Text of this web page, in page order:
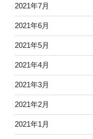
2021年7月
2021年6月
2021年5月
2021年4月
2021年3月
2021年2月
2021年1月